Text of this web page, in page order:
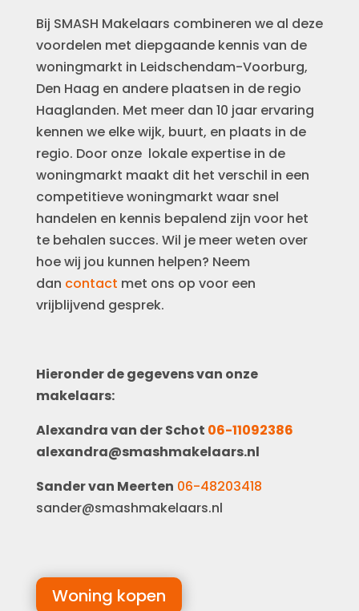
Bij SMASH Makelaars combineren we al deze
voordelen met diepgaande kennis van de
woningmarkt in Leidschendam-Voorburg,
Den Haag en andere plaatsen in de regio
Haaglanden. Met meer dan 10 jaar ervaring
kennen we elke wijk, buurt, en plaats in de
regio. Door onze lokale expertise in de
woningmarkt maakt dit het verschil in een
competitieve woningmarkt waar snel
handelen en kennis bepalend zijn voor het
te behalen succes. Wil je meer weten over
hoe wij jou kunnen helpen? Neem
dan contact met ons op voor een
vrijblijvend gesprek.
Hieronder de gegevens van onze
makelaars:
Alexandra van der Schot 06-11092386
alexandra@smashmakelaars.nl
Sander van Meerten 06-48203418
sander@smashmakelaars.nl
Woning kopen